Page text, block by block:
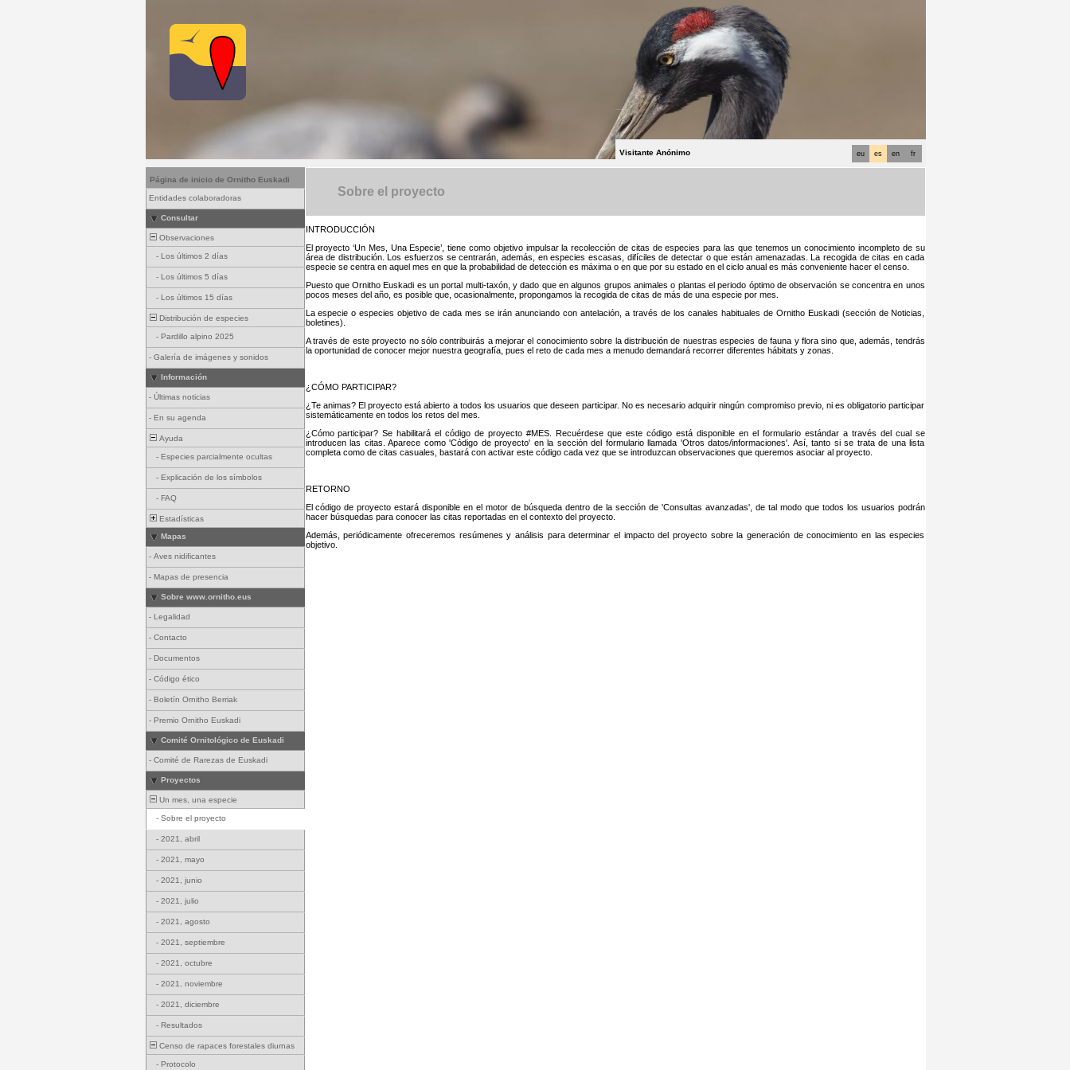
fr
en
es
eu
Visitante Anónimo
Página de inicio de Ornitho Euskadi
Entidades colaboradoras
Consultar
Observaciones
- Los últimos 2 días
- Los últimos 5 días
- Los últimos 15 días
Distribución de especies
- Pardillo alpino 2025
- Galería de imágenes y sonidos
Información
- Últimas noticias
- En su agenda
Ayuda
- Especies parcialmente ocultas
- Explicación de los símbolos
- FAQ
Estadísticas
Mapas
- Aves nidificantes
- Mapas de presencia
Sobre www.ornitho.eus
- Legalidad
- Contacto
- Documentos
- Código ético
- Boletín Ornitho Berriak
- Premio Ornitho Euskadi
Comité Ornitológico de Euskadi
- Comité de Rarezas de Euskadi
Proyectos
Un mes, una especie
- Sobre el proyecto
- 2021, abril
- 2021, mayo
- 2021, junio
- 2021, julio
- 2021, agosto
- 2021, septiembre
- 2021, octubre
- 2021, noviembre
- 2021, diciembre
- Resultados
Censo de rapaces forestales diurnas
- Protocolo
Sobre el proyecto
INTRODUCCIÓN
El proyecto ‘Un Mes, Una Especie’, tiene como objetivo impulsar la recolección de citas de especies para las que tenemos un conocimiento incompleto de su
área de distribución. Los esfuerzos se centrarán, además, en especies escasas, difíciles de detectar o que están amenazadas. La recogida de citas en cada
especie se centra en aquel mes en que la probabilidad de detección es máxima o en que por su estado en el ciclo anual es más conveniente hacer el censo.
Puesto que Ornitho Euskadi es un portal multi-taxón, y dado que en algunos grupos animales o plantas el periodo óptimo de observación se concentra en unos
pocos meses del año, es posible que, ocasionalmente, propongamos la recogida de citas de más de una especie por mes.
La especie o especies objetivo de cada mes se irán anunciando con antelación, a través de los canales habituales de Ornitho Euskadi (sección de Noticias,
boletines).
A través de este proyecto no sólo contribuirás a mejorar el conocimiento sobre la distribución de nuestras especies de fauna y flora sino que, además, tendrás
la oportunidad de conocer mejor nuestra geografía, pues el reto de cada mes a menudo demandará recorrer diferentes hábitats y zonas.
¿CÓMO PARTICIPAR?
¿Te animas? El proyecto está abierto a todos los usuarios que deseen participar. No es necesario adquirir ningún compromiso previo, ni es obligatorio participar
sistemáticamente en todos los retos del mes.
¿Cómo participar? Se habilitará el código de proyecto #MES. Recuérdese que este código está disponible en el formulario estándar a través del cual se
introducen las citas. Aparece como 'Código de proyecto' en la sección del formulario llamada 'Otros datos/informaciones'. Así, tanto si se trata de una lista
completa como de citas casuales, bastará con activar este código cada vez que se introduzcan observaciones que queremos asociar al proyecto.
RETORNO
El código de proyecto estará disponible en el motor de búsqueda dentro de la sección de 'Consultas avanzadas', de tal modo que todos los usuarios podrán
hacer búsquedas para conocer las citas reportadas en el contexto del proyecto.
Además, periódicamente ofreceremos resúmenes y análisis para determinar el impacto del proyecto sobre la generación de conocimiento en las especies
objetivo.